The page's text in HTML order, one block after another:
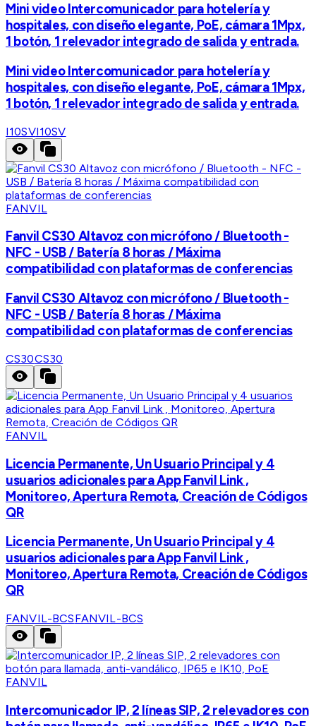
Mini video Intercomunicador para hotelería y
hospitales, con diseño elegante, PoE, cámara 1Mpx,
1 botón, 1 relevador integrado de salida y entrada.
Mini video Intercomunicador para hotelería y
hospitales, con diseño elegante, PoE, cámara 1Mpx,
1 botón, 1 relevador integrado de salida y entrada.
I10SVI10SV
FANVIL
Fanvil CS30 Altavoz con micrófono / Bluetooth -
NFC - USB / Batería 8 horas / Máxima
compatibilidad con plataformas de conferencias
Fanvil CS30 Altavoz con micrófono / Bluetooth -
NFC - USB / Batería 8 horas / Máxima
compatibilidad con plataformas de conferencias
CS30CS30
FANVIL
Licencia Permanente, Un Usuario Principal y 4
usuarios adicionales para App Fanvil Link ,
Monitoreo, Apertura Remota, Creación de Códigos
QR
Licencia Permanente, Un Usuario Principal y 4
usuarios adicionales para App Fanvil Link ,
Monitoreo, Apertura Remota, Creación de Códigos
QR
FANVIL-BCSFANVIL-BCS
FANVIL
Intercomunicador IP, 2 líneas SIP, 2 relevadores con